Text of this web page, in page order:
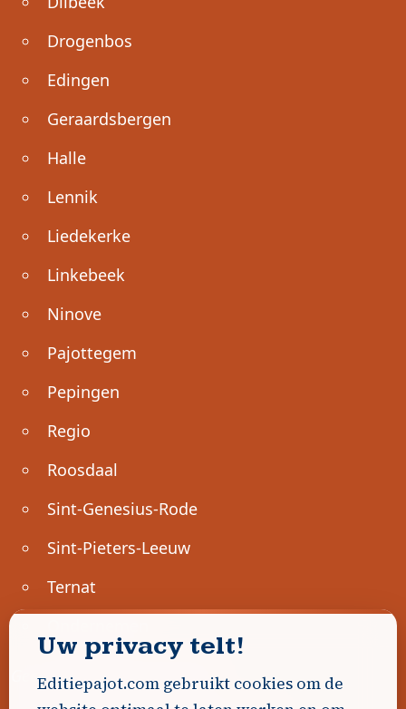
Drogenbos
Edingen
Geraardsbergen
Halle
Lennik
Liedekerke
Linkebeek
Ninove
Pajottegem
Pepingen
Regio
Roosdaal
Sint-Genesius-Rode
Sint-Pieters-Leeuw
Ternat
Geen advertenties gevonden.
Uw privacy telt!
Editiepajot.com gebruikt cookies om de